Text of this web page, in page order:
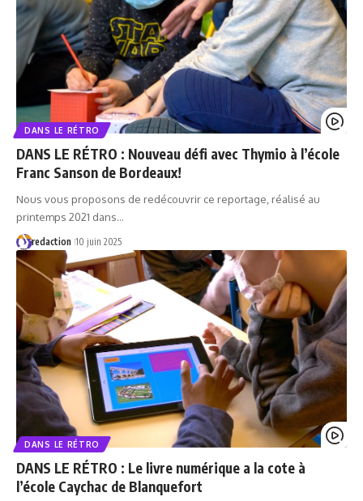
DANS LE RÉTRO
DANS LE RÉTRO : Nouveau défi avec Thymio à l’école
Franc Sanson de Bordeaux!
Nous vous proposons de redécouvrir ce reportage, réalisé au
printemps 2021 dans…
redaction 10 juin 2025
DANS LE RÉTRO
DANS LE RÉTRO : Le livre numérique a la cote à
l’école Caychac de Blanquefort